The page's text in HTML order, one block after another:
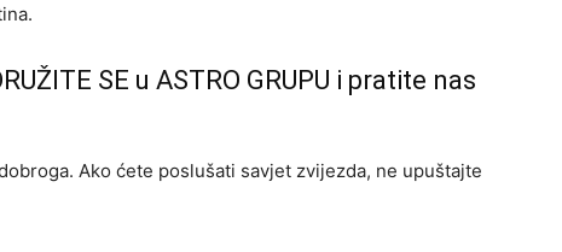
SE u ASTRO GRUPU i pratite nas
Ako ćete poslušati savjet zvijezda, ne upuštajte